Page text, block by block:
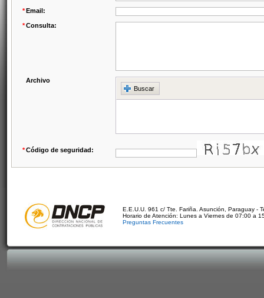
*Email:
*Consulta:
Archivo
Buscar
*Código de seguridad:
E.E.U.U. 961 c/ Tte. Fariña. Asunción, Paraguay -
Horario de Atención: Lunes a Viernes de 07:00 a
Preguntas Frecuentes